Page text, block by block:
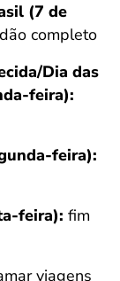
(7 de
completo
Dia das
feira):
feira):
feira): fim
viagens